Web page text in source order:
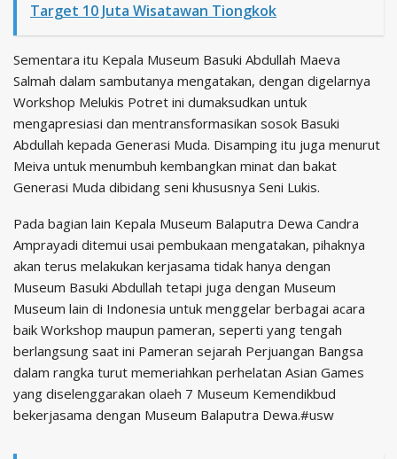
Target 10 Juta Wisatawan Tiongkok
Sementara itu Kepala Museum Basuki Abdullah Maeva
Salmah dalam sambutanya mengatakan, dengan digelarnya
Workshop Melukis Potret ini dumaksudkan untuk
mengapresiasi dan mentransformasikan sosok Basuki
Abdullah kepada Generasi Muda. Disamping itu juga menurut
Meiva untuk menumbuh kembangkan minat dan bakat
Generasi Muda dibidang seni khususnya Seni Lukis.
Pada bagian lain Kepala Museum Balaputra Dewa Candra
Amprayadi ditemui usai pembukaan mengatakan, pihaknya
akan terus melakukan kerjasama tidak hanya dengan
Museum Basuki Abdullah tetapi juga dengan Museum
Museum lain di Indonesia untuk menggelar berbagai acara
baik Workshop maupun pameran, seperti yang tengah
berlangsung saat ini Pameran sejarah Perjuangan Bangsa
dalam rangka turut memeriahkan perhelatan Asian Games
yang diselenggarakan olaeh 7 Museum Kemendikbud
bekerjasama dengan Museum Balaputra Dewa.#usw